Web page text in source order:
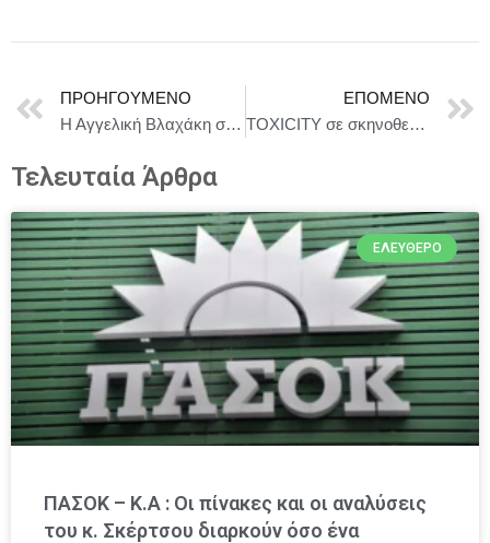
ΠΡΟΗΓΟΎΜΕΝΟ
Η Αγγελική Βλαχάκη στις 16 Μαΐου στον Μικρό Κεραμεικό
ΕΠΌΜΕΝΟ
TOXICITY σε σκηνοθεσία Γιώργου Νικολόπουλου, από 5 Μαΐου || Τεχνοχώρος ΦΑΜΠΡΙΚΑ
Τελευταία Άρθρα
ΕΛΕΎΘΕΡΟ
ΠΑΣΟΚ – Κ.Α : Οι πίνακες και οι αναλύσεις
του κ. Σκέρτσου διαρκούν όσο ένα